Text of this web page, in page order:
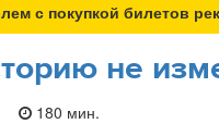
с покупкой билетов
не
180 мин.